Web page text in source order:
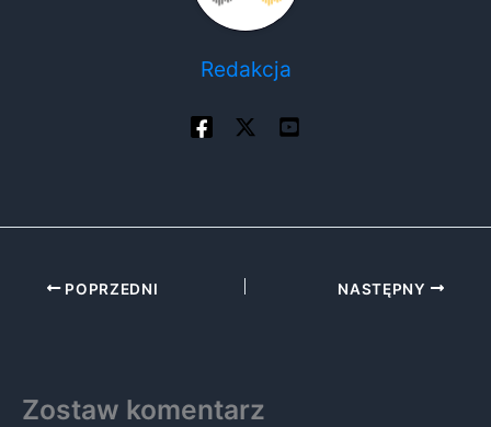
Redakcja
POPRZEDNI NASTĘPNY
Zostaw komentarz